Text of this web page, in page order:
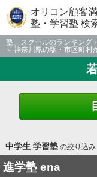
オリコン顧客
塾・学習塾 検
塾、スクールのランキング
神奈川県の駅・市区町村
中学生 学習塾の絞り込み
進学塾 ena